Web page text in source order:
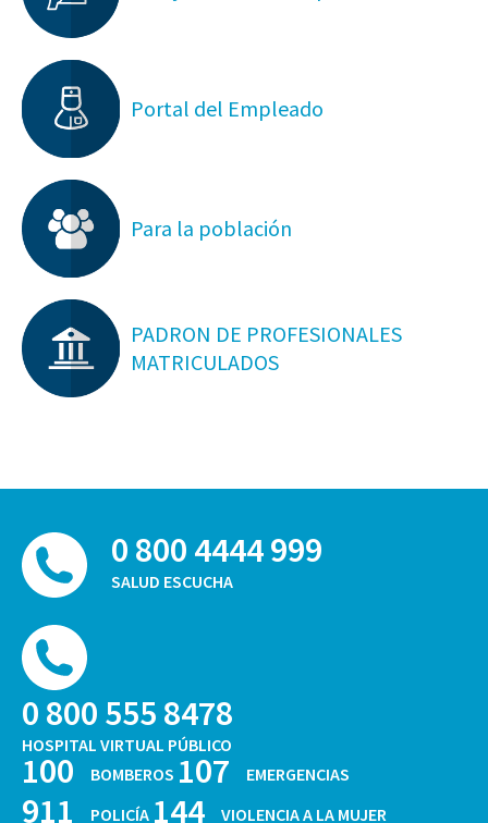
Portal del Empleado
Para la población
PADRON DE PROFESIONALES
MATRICULADOS
0 800 4444 999
SALUD ESCUCHA
0 800 555 8478
HOSPITAL VIRTUAL PÚBLICO
100 BOMBEROS 107 EMERGENCIAS
911 POLICÍA 144 VIOLENCIA A LA MUJER